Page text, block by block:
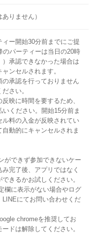
りません）
ィー開始30分前までにご提
のパーティーは当日の20時
承認できなかった場合は
ンセルされます。
承認を行っておりません
さい。
映に時間を要するため、
ください。開始15分前ま
料の入金が反映されてい
動的にキャンセルされま
ができず参加できないケー
完了後、アプリではなく
きるかお試しください。
欄に表示がない場合やログ
LINEにてお問い合わせくだ
chromeを推奨してお
ドは解除してください。